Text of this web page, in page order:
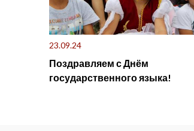
23.09.24
Поздравляем с Днём
государственного языка!